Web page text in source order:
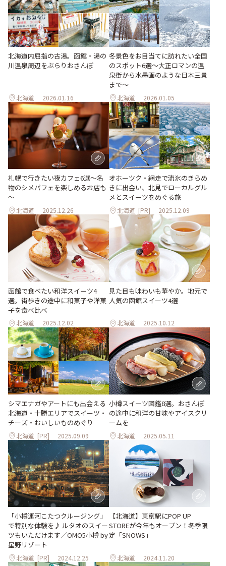
北海道内屈指の古湯。函館・湯の
川温泉周辺をぶらりおさんぽ
北海道 2026.01.16
冬景色をお目当てに訪れたい全国
のスポット6選〜大正ロマンの温
泉街から水墨画のような日本三景
まで〜
北海道 2026.01.05
札幌で行きたい夜カフェ6選～名
物のシメパフェを楽しめるお店も
～
北海道 2025.12.26
オホーツク・網走で流氷のきらめ
きに出会い、北見でローカルグル
メとスイーツをめぐる旅
北海道 [PR] 2025.12.09
函館で食べたい和洋スイーツ4
選。街歩きの途中に和菓子や洋菓
子を食べ比べ
北海道 2025.12.02
見た目も味わいも華やか。地元で
人気の函館スイーツ4選
北海道 2025.10.12
シマエナガやアートにも出会える
北海道・十勝エリアでスイーツ・
チーズ・おいしいものめぐり
北海道 [PR] 2025.09.09
小樽スイーツ図鑑8選。おさんぽ
の途中に和洋の甘味やアイスクリ
ームを
北海道 2025.05.11
「小樽運河こたつクルージング」
で特別な体験を♪ ルタオのスイー
ツもいただけます／OMO5小樽 by
星野リゾート
北海道 [PR] 2024.12.25
【北海道】東京駅にPOP UP
STOREが今年もオープン！冬季限
定「SNOWS」
北海道 2024.11.20